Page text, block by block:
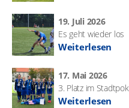
19. Juli 2026
Es geht wieder los
Weiterlesen
17. Mai 2026
3. Platz im
Weiterlesen